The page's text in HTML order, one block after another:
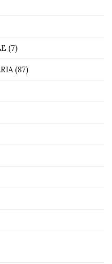
(7)
(87)